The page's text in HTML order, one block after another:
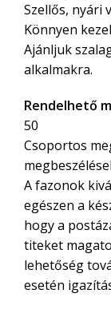
Szellős, nyári
Könnyen
Ajánljuk
alkalmakra.
Rendelhető
50
Csoportos
A fazonok
egészen a
hogy a
titeket
lehetőség
esetén